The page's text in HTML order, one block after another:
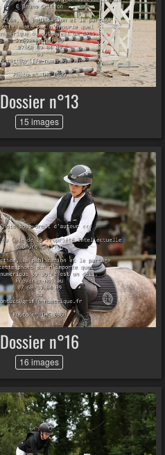
Dossier n°13
15 images
Dossier n°16
16 images